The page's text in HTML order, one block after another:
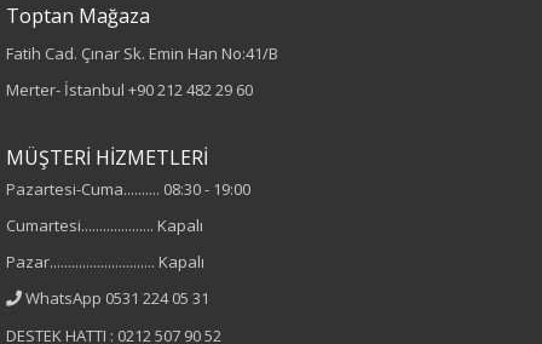
Desen
Kumaş
%100 Polyester
Kadın
Toptan Mağaza
Fatih Cad. Çınar Sk. Emin Han No:41/B
Merter- İstanbul +90 212 482 29 60
MÜŞTERİ HİZMETLERİ
Pazartesi-Cuma.......... 08:30 - 19:00
Cumartesi.................... Kapalı
Pazar............................. Kapalı
WhatsApp 0531 224 05 31
DESTEK HATTI : 0212 507 90 52